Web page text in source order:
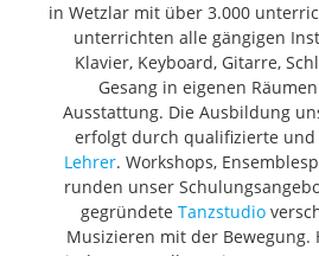
in Wetzlar mit über 3.000
unterrichten alle gängigen
Klavier, Keyboard, Gitarre,
Gesang in eigenen
Ausstattung. Die Ausbildung
erfolgt durch qualifizierte und
Lehrer. Workshops,
runden unser
gegründete Tanzstudio
Musizieren mit der Bewegung.